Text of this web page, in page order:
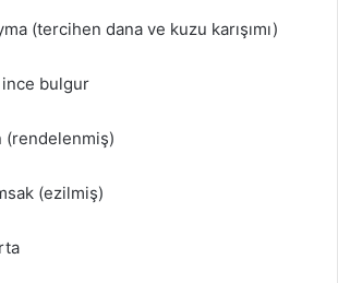
(tercihen dana ve kuzu karışımı)
ince bulgur
(rendelenmiş)
(ezilmiş)